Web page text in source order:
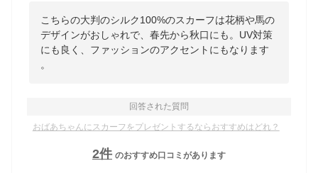
こちらの大判のシルク100%のスカーフは花柄や馬の
デザインがおしゃれで、春先から秋口にも。UV対策
にも良く、ファッションのアクセントにもなります
。
回答された質問
おばあちゃんにスカーフをプレゼントするならおすすめはどれ？
2件 のおすすめ口コミがあります